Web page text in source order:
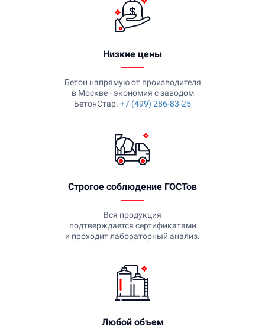
Низкие цены
Бетон напрямую от производителя
в Москве - экономия с заводом
БетонСтар. +7 (499) 286-83-25
Строгое соблюдение ГОСТов
Вся продукция
подтверждается сертификатами
и проходит лабораторный анализ.
Любой объем